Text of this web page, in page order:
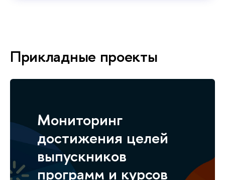
Прикладные проекты
Мониторинг
достижения целей
выпускников
программ и курсов